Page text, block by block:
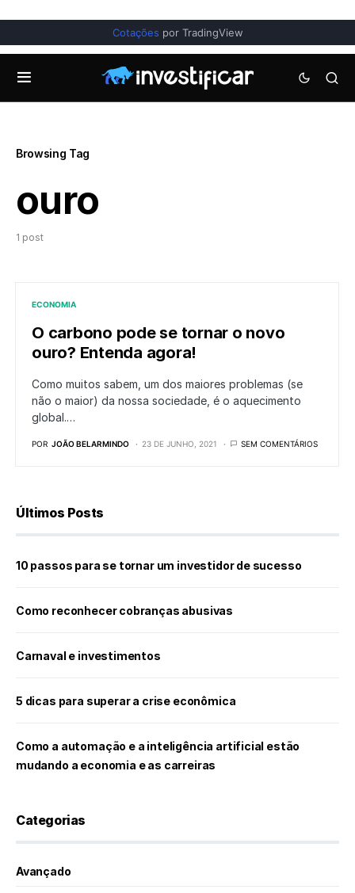
Cotações por TradingView
Browsing Tag
ouro
1 post
ECONOMIA
O carbono pode se tornar o novo
ouro? Entenda agora!
Como muitos sabem, um dos maiores problemas (se
não o maior) da nossa sociedade, é o aquecimento
global.…
POR JOÃO BELARMINDO 23 DE JUNHO, 2021 SEM COMENTÁRIOS
Últimos Posts
10 passos para se tornar um investidor de sucesso
Como reconhecer cobranças abusivas
Carnaval e investimentos
5 dicas para superar a crise econômica
Como a automação e a inteligência artificial estão
mudando a economia e as carreiras
Categorias
Avançado